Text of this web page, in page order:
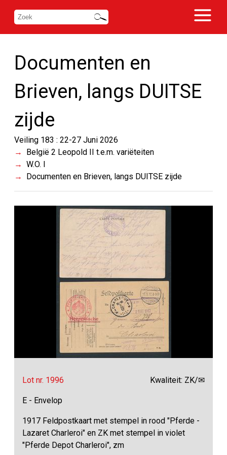
Documenten en
Brieven, langs DUITSE
zijde
Veiling 183 : 22-27 Juni 2026
België 2 Leopold II t.e.m. variëteiten
W.O. I
Documenten en Brieven, langs DUITSE zijde
Lot nr. 1996 Kwaliteit: ZK/✉
E - Envelop
1917 Feldpostkaart met stempel in rood "Pferde -
Lazaret Charleroi" en ZK met stempel in violet
"Pferde Depot Charleroi", zm